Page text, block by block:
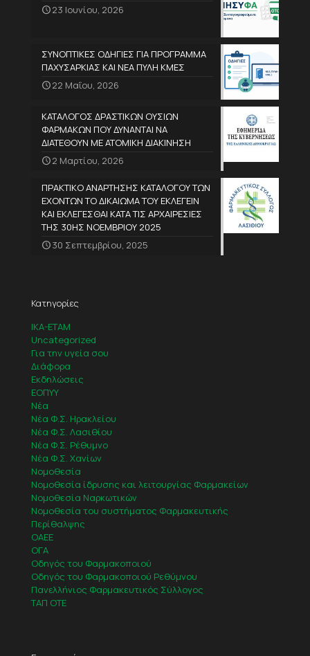
23 Ιουνίου, 2026
ΣΥΝΟΠΤΙΚΕΣ ΟΔΗΓΙΕΣ ΓΙΑ ΠΡΟΓΡΑΜΜΑ
ΠΑΧΥΣΑΡΚΙΑΣ ΚΑΙ ΝΕΑ ΠΥΛΗ ΚΜΕΣ
22 Μαΐου, 2026
ΚΑΤΑΛΟΓΟΣ ΔΡΑΣΤΙΚΩΝ ΟΥΣΙΩΝ
ΦΑΡΜΑΚΩΝ ΠΟΥ ΔΥΝΑΝΤΑΙ ΝΑ
ΔΙΑΤΕΘΟΥΝ ΜΕ ΑΤΟΜΙΚΗ ΔΙΑΚΙΝΗΣΗ
2 Μαρτίου, 2026
ΠΡΑΚΤΙΚΟ ΑΝΑΡΤΗΣΗΣ ΚΑΤΑΛΟΓΟΥ ΤΩΝ
ΕΧΟΝΤΩΝ ΤΟ ΔΙΚΑΙΩΜΑ ΤΟΥ ΕΚΛΕΓΕΙΝ
ΚΑΙ ΕΚΛΕΓΕΣΘΑΙ ΚΑΤΑ ΤΙΣ ΑΡΧΑΙΡΕΣΙΕΣ
ΤΗΣ 30ΗΣ ΝΟΕΜΒΡΙΟΥ 2025
30 Σεπτεμβρίου, 2025
Κατηγορίες
IKA-ETAM
Uncategorized
Για την υγεία σου
Διάφορα
Εκδηλώσεις
ΕΟΠΥΥ
Νέα
Νέα Φ.Σ. Ηρακλείου
Νέα Φ.Σ. Λασιθίου
Νέα Φ.Σ. Ρέθυμνο
Νέα Φ.Σ. Χανίων
Νομοθεσία
Νομοθεσία ίδρυσης και λειτουργίας Φαρμακείων
Νομοθεσία Ναρκωτικών
Νομοθεσία του συστήματος Φαρμακευτικής
Περίθαλψης
ΟΑΕΕ
ΟΓΑ
Οδηγός του Φαρμακοποιού
Οδηγός του Φαρμακοποιού Ρεθύμνου
Πανελλήνιος Φαρμακευτικός Σύλλογος
ΤΑΠ ΟΤΕ